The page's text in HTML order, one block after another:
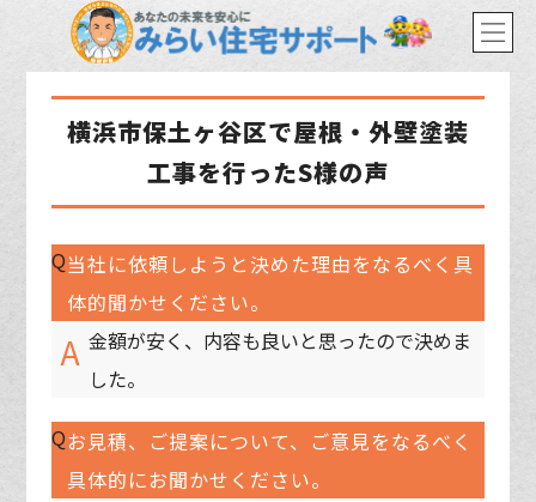
横浜市保土ヶ谷区で屋根・外壁塗装
工事を行ったS様の声
Q当社に依頼しようと決めた理由をなるべく具
体的聞かせください。
A 金額が安く、内容も良いと思ったので決めま
した。
Qお見積、ご提案について、ご意見をなるべく
具体的にお聞かせください。